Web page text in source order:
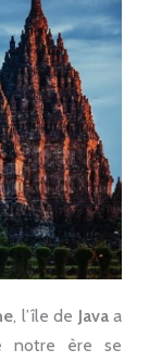
, l’île de Javaa
notre ère se